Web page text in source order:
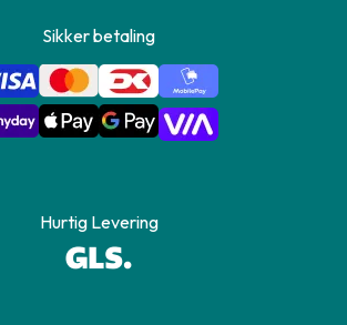
Sikker betaling
Hurtig Levering